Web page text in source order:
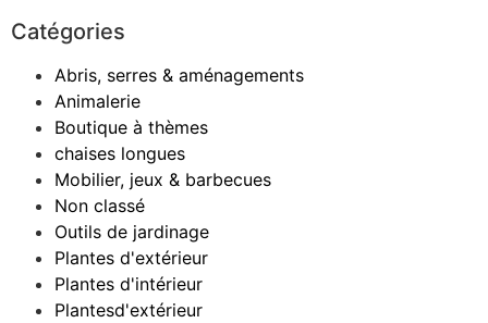
Catégories
Abris, serres & aménagements
Animalerie
Boutique à thèmes
chaises longues
Mobilier, jeux & barbecues
Non classé
Outils de jardinage
Plantes d'extérieur
Plantes d'intérieur
Plantesd'extérieur